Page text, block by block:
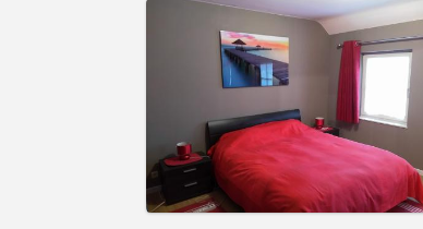
Praktische Informatie
Huur: 600 €
Kosten:0 €
12 maanden, 11 maanden, 10
maanden, 5-6 maanden, 3-4
maanden, zomervakantie, per
maand, wekelijks, dagelijks
Domiciliëring:Nee